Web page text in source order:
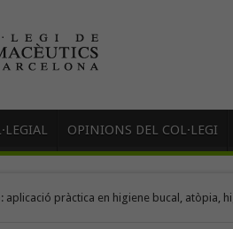
OPINIONS DEL COL·LEGI
aplicació pràctica en higiene bucal, atòpia,